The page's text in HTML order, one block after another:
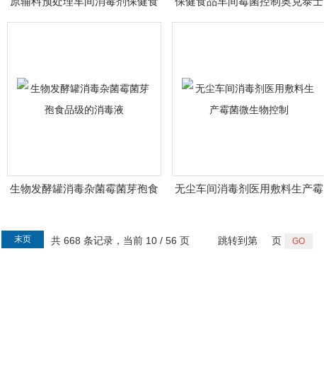
品微生物控制
食品级消毒液
生物发酵罐消毒杂菌霉菌芽孢食
无尘车间消毒剂医用敷料生产霉
共 668 条记录，当前 10 / 56 页
末页 跳转到第 页